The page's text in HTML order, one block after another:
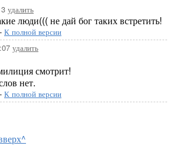
удалить
люди((( не дай бог таких встретить!
- К полной версии
удалить
смотрит!
нет.
- К полной версии